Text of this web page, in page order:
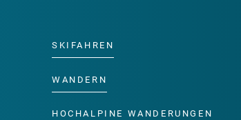
SKIFAHREN
WANDERN
HOCHALPINE WANDERUNGEN